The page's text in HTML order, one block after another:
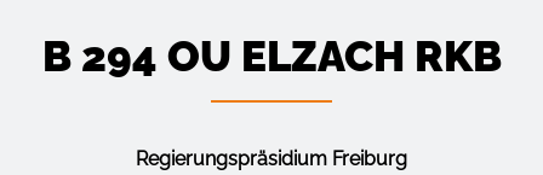
B 294 OU ELZACH RKB
Regierungspräsidium Freiburg